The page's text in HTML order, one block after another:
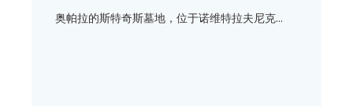
奥帕拉的斯特奇斯墓地，位于诺维特拉夫尼克...